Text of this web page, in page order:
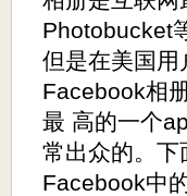
Photobucket
但是在美国用
Facebook相
最 高的一个
常出众的。
Facebook中